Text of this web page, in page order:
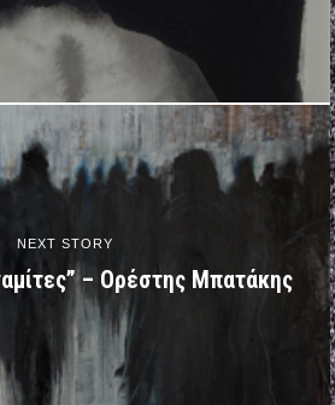
NEXT STORY
– Ορέστης Μπατάκης